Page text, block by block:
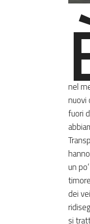
nel
nuovi
fuori
un
dei
si